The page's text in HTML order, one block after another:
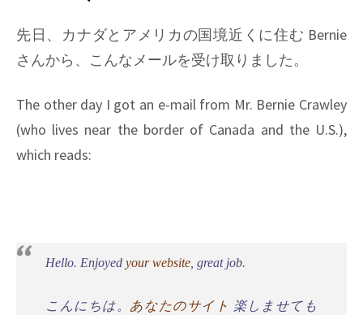
先日、カナダとアメリカの国境近くに住む Bernie
さんから、こんなメールを受け取りました。
The other day I got an e-mail from Mr. Bernie Crawley
(who lives near the border of Canada and the U.S.),
which reads:
Hello. Enjoyed your website, great job.
こんにちは。 あなたのサイト 楽しませても